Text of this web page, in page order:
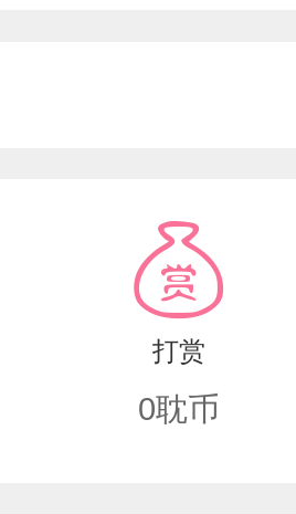
演着你爱我，我不爱
白月光看见在公司的
？清清” 年下小舔狗
温柔暗恋闷骚攻Vs失
打赏
0耽币